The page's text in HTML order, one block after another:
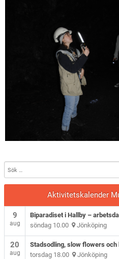
Aktivitetskalender
9
aug
Biparadiset i Hallby –
söndag 10.00 Jönköping
20
aug
Stadsodling, slow flowers och
torsdag 18.00 Jönköping